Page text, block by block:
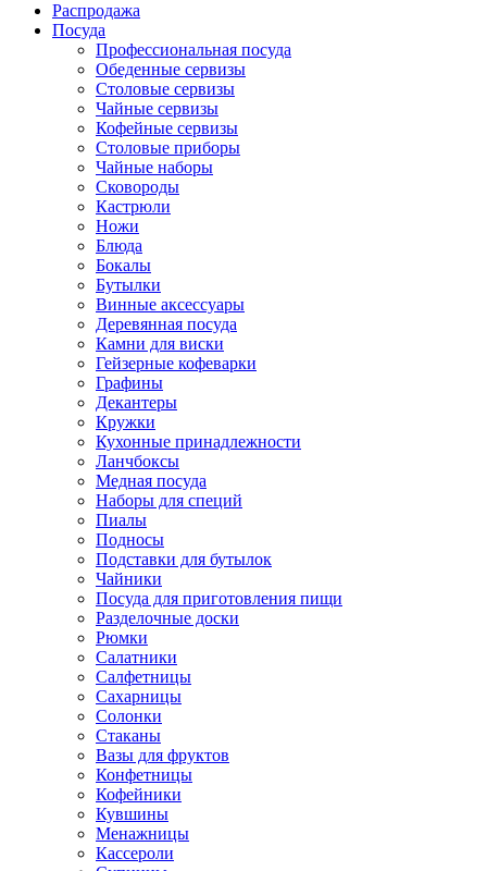
Распродажа
Посуда
Профессиональная посуда
Обеденные сервизы
Столовые сервизы
Чайные сервизы
Кофейные сервизы
Столовые приборы
Чайные наборы
Сковороды
Кастрюли
Ножи
Блюда
Бокалы
Бутылки
Винные аксессуары
Деревянная посуда
Камни для виски
Гейзерные кофеварки
Графины
Декантеры
Кружки
Кухонные принадлежности
Ланчбоксы
Медная посуда
Наборы для специй
Пиалы
Подносы
Подставки для бутылок
Чайники
Посуда для приготовления пищи
Разделочные доски
Рюмки
Салатники
Салфетницы
Сахарницы
Солонки
Стаканы
Вазы для фруктов
Конфетницы
Кофейники
Кувшины
Менажницы
Кассероли